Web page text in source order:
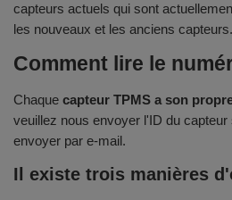
capteurs actuels qui sont
les nouveaux et les anciens
Comment lire le
Chaque capteur TPMS a son
veuillez nous envoyer l'ID du
envoyer par e-mail.
Il existe trois manières